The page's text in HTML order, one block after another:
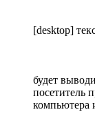
[desktop]
будет
посетитель
компьютера